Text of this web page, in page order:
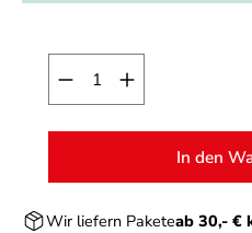
Produkt Anzahl: Gib
In den
Wir liefern Paketeab 30,- €